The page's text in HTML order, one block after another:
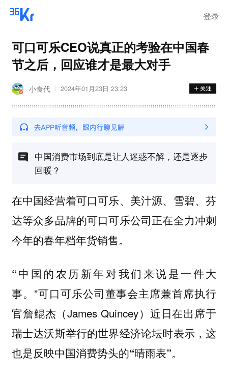
登录
可口可乐CEO说真正的考验在中国春
节之后，回应谁才是最大对手
小食代 2024年01月23日 23:23
中国消费市场到底是让人迷惑不解，还是逐步
回暖？
在中国经营着可口可乐、美汁源、雪碧、芬
达等众多品牌的可口可乐公司正在全力冲刺
今年的春年档年货销售。
“中国的农历新年对我们来说是一件大
事。 ”可口可乐公司董事会主席兼首席执行
官詹鲲杰（James Quincey）近日在出席于
瑞士达沃斯举行的世界经济论坛时表示，这
也是反映中国消费势头的“晴雨表”。